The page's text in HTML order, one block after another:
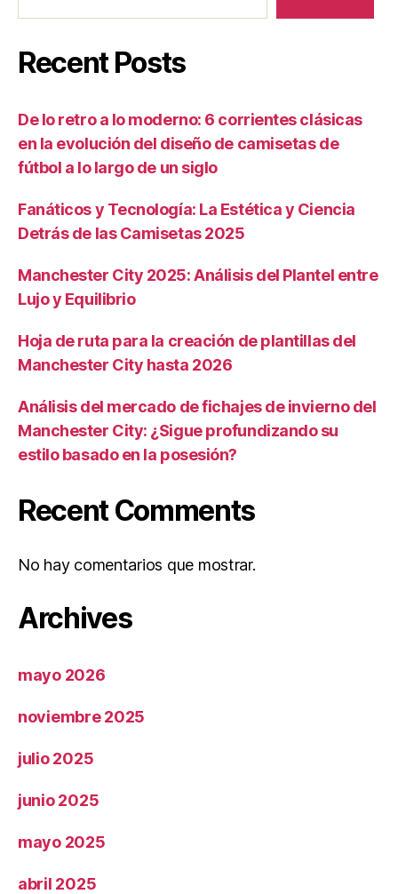
Recent Posts
De lo retro a lo moderno: 6 corrientes clásicas
en la evolución del diseño de camisetas de
fútbol a lo largo de un siglo
Fanáticos y Tecnología: La Estética y Ciencia
Detrás de las Camisetas 2025
Manchester City 2025: Análisis del Plantel entre
Lujo y Equilibrio
Hoja de ruta para la creación de plantillas del
Manchester City hasta 2026
Análisis del mercado de fichajes de invierno del
Manchester City: ¿Sigue profundizando su
estilo basado en la posesión?
Recent Comments
No hay comentarios que mostrar.
Archives
mayo 2026
noviembre 2025
julio 2025
junio 2025
mayo 2025
abril 2025